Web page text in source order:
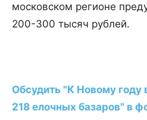
московском регионе
200-300 тысяч рублей.
Обсудить "К Новому году
218 елочных базаров" в